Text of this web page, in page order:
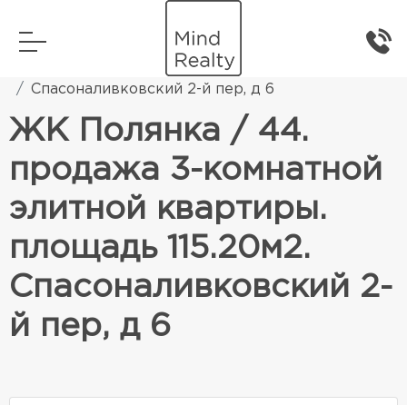
Элитная жилая недвижимость
Спасоналивковский 2-й пер, д 6
ЖК Полянка / 44.
продажа 3-комнатной
элитной квартиры.
площадь 115.20м2.
Спасоналивковский 2-
й пер, д 6